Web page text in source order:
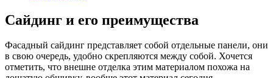
Сайдинг и его преимущества
Фасадный сайдинг представляет собой отдельные панели, они
в свою очередь, удобно скрепляются между собой. Хочется
отметить, что внешне отделка этим материалом похожа на